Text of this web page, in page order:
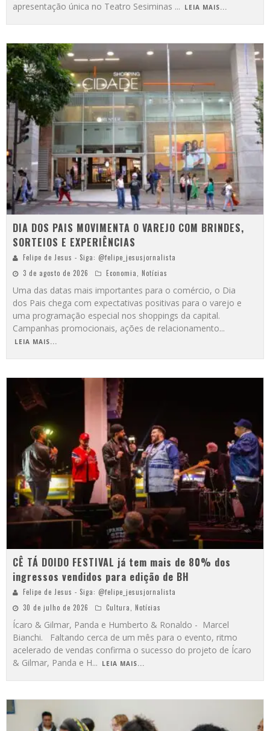
apresentação única no Teatro Sesiminas ... LEIA MAIS...
DIA DOS PAIS MOVIMENTA O VAREJO COM BRINDES,
SORTEIOS E EXPERIÊNCIAS
Felipe de Jesus - Siga: @felipe_jesusjornalista
3 de agosto de 2026
Economia Notícias
Uma das datas mais importantes para o comércio, o Dia
dos Pais chega com expectativas positivas para o varejo e
uma programação especial nos shoppings da capital.
Campanhas promocionais, ações de relacionamento...
LEIA MAIS...
CÊ TÁ DOIDO FESTIVAL já tem mais de 80% dos
ingressos vendidos para edição de BH
Felipe de Jesus - Siga: @felipe_jesusjornalista
30 de julho de 2026
Cultura Notícias
Ícaro & Gilmar, Panda e Humberto & Ronaldo - Marcel
Bianchi. Faltando cerca de um mês para o evento, ritmo
acelerado de vendas confirma o sucesso do projeto de Ícaro
& Gilmar, Panda e H... LEIA MAIS...